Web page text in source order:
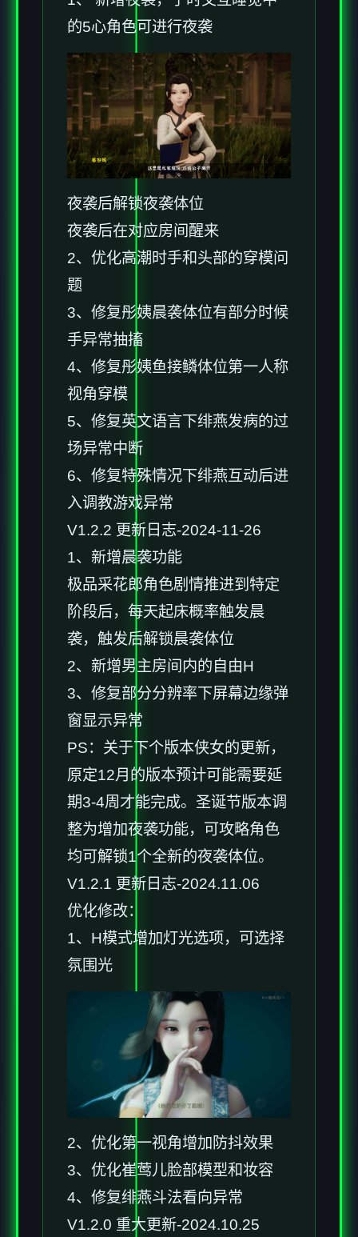
的5心角色可进行夜袭
夜袭后解锁夜袭体位
夜袭后在对应房间醒来
2、优化高潮时手和头部的穿模问
题
3、修复彤姨晨袭体位有部分时候
手异常抽搐
4、修复彤姨鱼接鳞体位第一人称
视角穿模
5、修复英文语言下绯燕发病的过
场异常中断
6、修复特殊情况下绯燕互动后进
入调教游戏异常
V1.2.2 更新日志-2024-11-26
1、新增晨袭功能
极品采花郎角色剧情推进到特定
阶段后，每天起床概率触发晨
袭，触发后解锁晨袭体位
2、新增男主房间内的自由H
3、修复部分分辨率下屏幕边缘弹
窗显示异常
PS：关于下个版本侠女的更新，
原定12月的版本预计可能需要延
期3-4周才能完成。圣诞节版本调
整为增加夜袭功能，可攻略角色
均可解锁1个全新的夜袭体位。
V1.2.1 更新日志-2024.11.06
优化修改：
1、H模式增加灯光选项，可选择
氛围光
2、优化第一视角增加防抖效果
3、优化崔莺儿脸部模型和妆容
4、修复绯燕斗法看向异常
V1.2.0 重大更新-2024.10.25